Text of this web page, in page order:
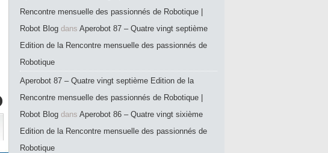
Rencontre mensuelle des passionnés de Robotique |
Robot Blog dans Aperobot 87 – Quatre vingt septième
Edition de la Rencontre mensuelle des passionnés de
Robotique
Aperobot 87 – Quatre vingt septième Edition de la
Rencontre mensuelle des passionnés de Robotique |
Robot Blog dans Aperobot 86 – Quatre vingt sixième
Edition de la Rencontre mensuelle des passionnés de
Robotique